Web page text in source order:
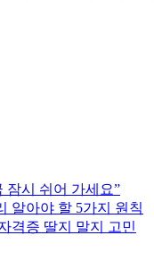
잠시 쉬어 가세요”
알아야 할 5가지 원칙
격증 딸지 말지 고민